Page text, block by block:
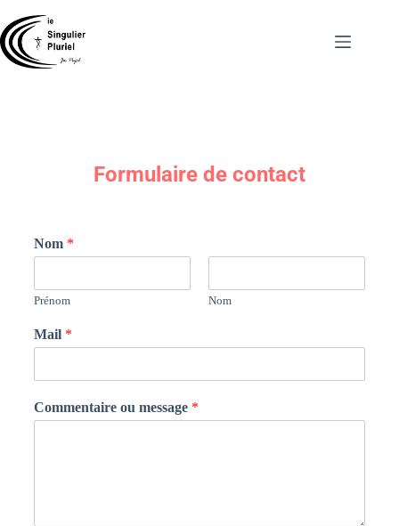
Formulaire de contact
Nom *
Prénom Nom
Mail *
Commentaire ou message *